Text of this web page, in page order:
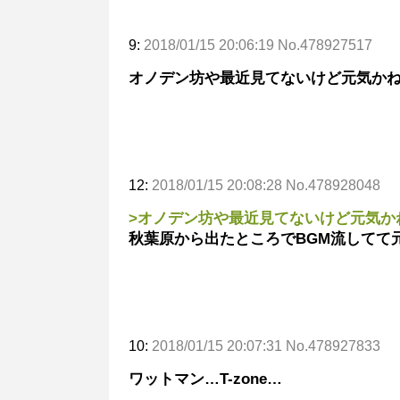
9: 2018/01/15 20:06:19 No.478927517
オノデン坊や最近見てないけど元気か
12: 2018/01/15 20:08:28 No.478928048
>オノデン坊や最近見てないけど元気か
秋葉原から出たところでBGM流してて
10: 2018/01/15 20:07:31 No.478927833
ワットマン…T-zone…